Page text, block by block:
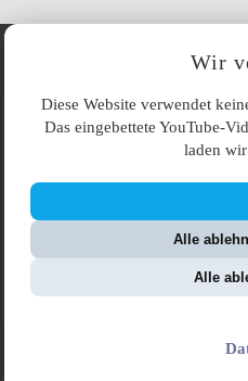
Wir
Diese Website verwendet
Das eingebettete YouTube-
laden
Alle
Alle
Angebote